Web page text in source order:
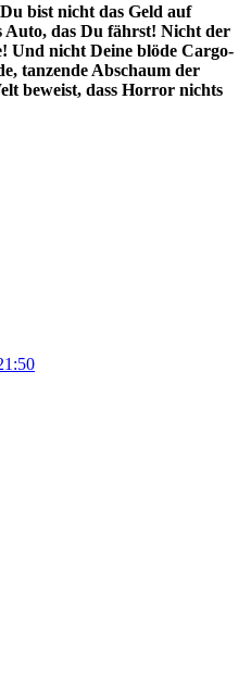
bist nicht das Geld auf
Auto, das Du fährst! Nicht der
Und nicht Deine blöde Cargo-
tanzende Abschaum der
beweist, dass Horror nichts